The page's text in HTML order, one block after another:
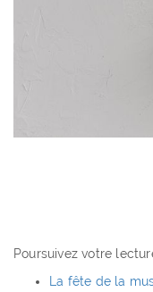
Poursuivez votre
La fête de la